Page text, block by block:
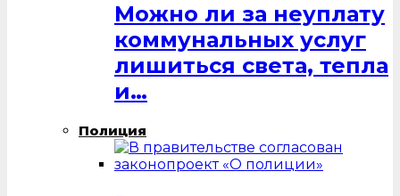
Можно ли за неуплату
коммунальных услуг
лишиться света, тепла
и…
Полиция